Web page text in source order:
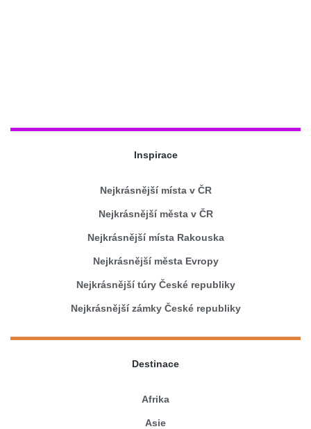
Inspirace
Nejkrásnější místa v ČR
Nejkrásnější města v ČR
Nejkrásnější místa Rakouska
Nejkrásnější města Evropy
Nejkrásnější túry České republiky
Nejkrásnější zámky České republiky
Destinace
Afrika
Asie